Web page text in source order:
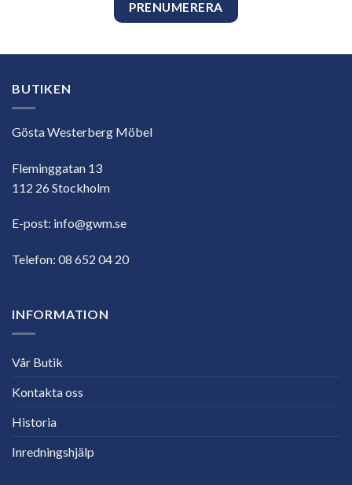
BUTIKEN
Gösta Westerberg Möbel
Fleminggatan 13
112 26 Stockholm
E-post: info@gwm.se
Telefon: 08 652 04 20
INFORMATION
Vår Butik
Kontakta oss
Historia
Inredningshjälp